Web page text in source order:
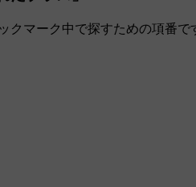
クマーク中で探すための項番で